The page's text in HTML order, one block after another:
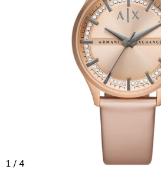
1 / 4